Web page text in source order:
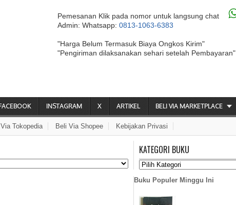
Pemesanan Klik pada nomor untuk langsung chat
Admin: Whatsapp: 0813-1063-6383
"Harga Belum Termasuk Biaya Ongkos Kirim"
"Pengiriman dilaksanakan sehari setelah Pembayaran"
INSTAGRAM X ARTIKEL BELI VIA MARKETPLACE
Tokopedia Beli Via Shopee Kebijakan Privasi
KATEGORI BUKU
Buku Populer Minggu Ini